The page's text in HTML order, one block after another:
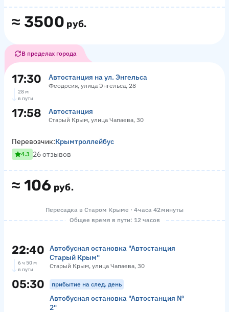
≈ 3500 руб.
В пределах города
17:30 Автостанция на ул. Энгельса
Феодосия, улица Энгельса, 28
28 м
в пути
17:58 Автостанция
Старый Крым, улица Чапаева, 30
≈ 106 руб.
Перевозчик:Крымтроллейбус
4.3 26 отзывов
Пересадка в Старом Крыме · 4 часа 42 минуты
Общее время в пути: 12 часов
22:40
Автобусная остановка "Автостанция
Старый Крым"
Старый Крым, улица Чапаева, 30
6 ч 50 м
в пути
05:30 прибытие на след. день
Автобусная остановка "Автостанция №
2"